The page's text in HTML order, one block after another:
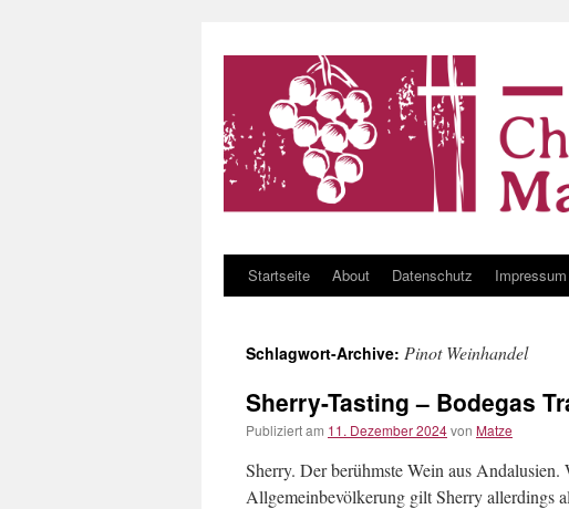
Zum Inhalt springen
Startseite About Datenschutz Impressum
Schlagwort-Archive: Pinot Weinhandel
Sherry-Tasting – Bodegas
Publiziert am 11. Dezember 2024von Matze
Sherry. Der berühmste Wein aus
Allgemeinbevölkerung gilt Sherry allerdings